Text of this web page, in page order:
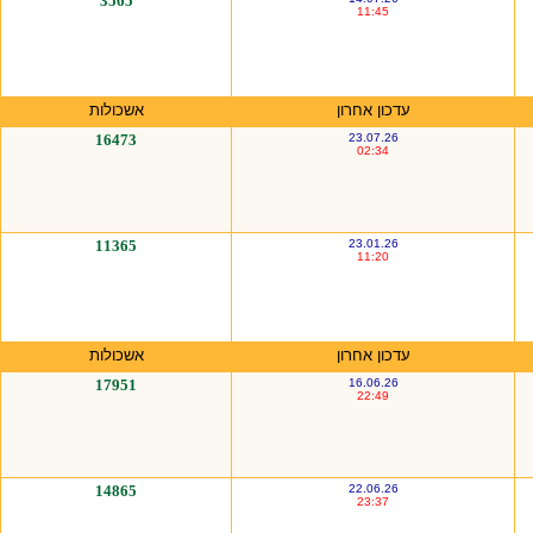
11:45
עדכון אחרון אשכולות
23.07.26
02:34
16473
23.01.26
11:20
11365
עדכון אחרון אשכולות
16.06.26
22:49
17951
22.06.26
23:37
14865